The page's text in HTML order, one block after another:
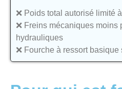
❌ Poids total autorisé limité
❌ Freins mécaniques moins
hydrauliques
❌ Fourche à ressort